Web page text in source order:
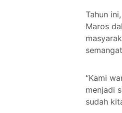
Tahun
Maros
“Kami
menjadi
sudah